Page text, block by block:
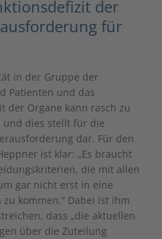
der
für
in der Gruppe der
Patienten und das
der Organe kann rasch zu
und dies stellt für die
dar. Für den
ist klar: „Es braucht
die mit allen
gar nicht erst in eine
kommen.“ Dabei ist ihm
dass „die aktuellen
über die Zuteilung